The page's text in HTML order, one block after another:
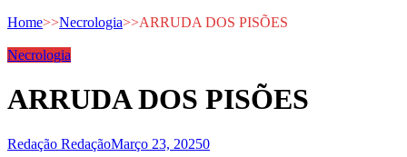
Home>>Necrologia>>ARRUDA DOS PISÕES
Necrologia
ARRUDA DOS PISÕES
Redação RedaçãoMarço 23, 20250